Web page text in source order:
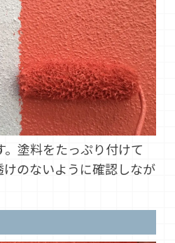
塗料をたっぷり付けて
のないように確認しなが